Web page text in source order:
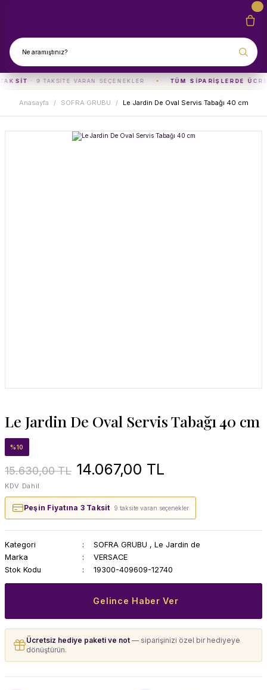
· 9 TAKSITE VARAN SEÇENEKLER TÜM SIPARIŞLERDE
Anasayfa SOFRA GRUBU Le Jardin De Oval Servis Tabağı 40 cm
Le Jardin De Oval Servis Tabağı 40 cm
%10
15.630,00 TL 14.067,00 TL
KDV Dahil
Peşin Fiyatına 3 Taksit· 9 taksite varan seçenekler
Kategori SOFRA GRUBU , Le Jardin de
Marka
VERSACE
Stok Kodu
19300-409609-12740
Gelince Haber Ver
Ücretsiz hediye paketi ve not — siparişinizi özel bir hediyeye
dönüştürün.